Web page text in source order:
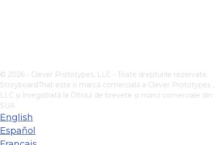
© 2026 - Clever Prototypes, LLC - Toate drepturile rezervate.
StoryboardThat este o marcă comercială a Clever Prototypes ,
LLC și înregistrată la Oficiul de brevete și mărci comerciale din
SUA
English
Español